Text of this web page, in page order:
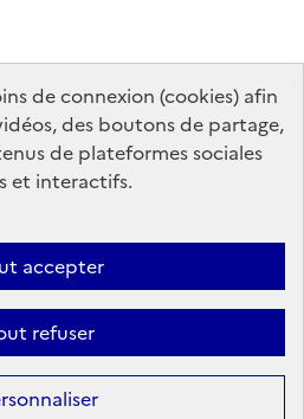
de connexion (cookies) afin
des boutons de partage,
de plateformes sociales
et interactifs.
accepter
refuser
info.gouv.fr
Accessibilité : partiellement conforme
des données
Plan du site
contenus de ce site sont sous